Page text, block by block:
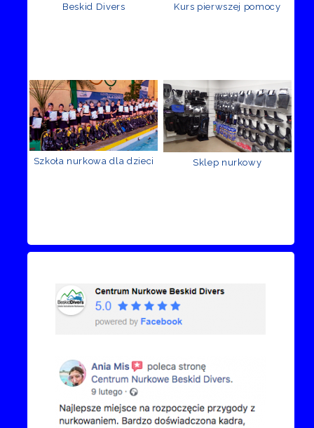
Beskid Divers Kurs pierwszej pomocy
Szkoła nurkowa dla dzieci Sklep nurkowy